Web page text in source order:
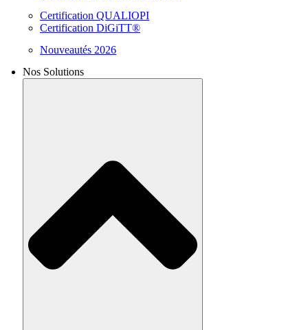
Certification QUALIOPI
Certification DiGiTT®
Nouveautés 2026
Nos Solutions